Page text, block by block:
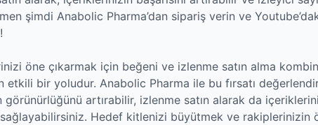
şimdi Anabolic Pharma’dan sipariş verin ve
öne çıkarmak için beğeni ve izlenme satın alma
etkili bir yoludur. Anabolic Pharma ile bu fırsatı
görünürlüğünü artırabilir, izlenme satın alarak da
sağlayabilirsiniz. Hedef kitlenizi büyütmek ve rakiplerinizin